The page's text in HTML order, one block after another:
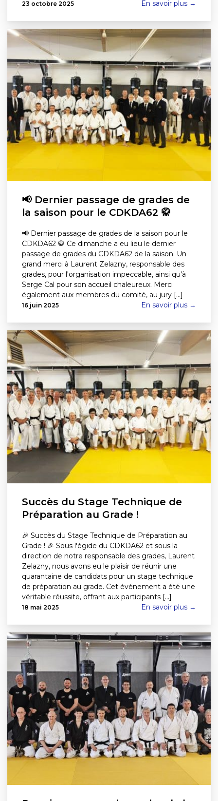
23 octobre 2025 En savoir plus →
📢 Dernier passage de grades de
la saison pour le CDKDA62 🥋
📢 Dernier passage de grades de la saison pour le
CDKDA62 🥋 Ce dimanche a eu lieu le dernier
passage de grades du CDKDA62 de la saison. Un
grand merci à Laurent Zelazny, responsable des
grades, pour l'organisation impeccable, ainsi qu'à
Serge Cal pour son accueil chaleureux. Merci
également aux membres du comité, au jury [...]
16 juin 2025 En savoir plus →
Succès du Stage Technique de
Préparation au Grade !
🎉 Succès du Stage Technique de Préparation au
Grade ! 🎉 Sous l'égide du CDKDA62 et sous la
direction de notre responsable des grades, Laurent
Zelazny, nous avons eu le plaisir de réunir une
quarantaine de candidats pour un stage technique
de préparation au grade. Cet événement a été une
véritable réussite, offrant aux participants [...]
18 mai 2025 En savoir plus →